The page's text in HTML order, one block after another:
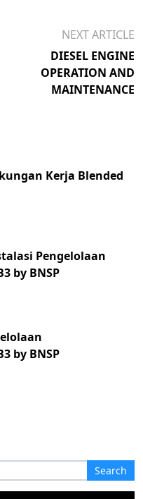
NEXT ARTICLE
DIESEL ENGINE
OPERATION AND
MAINTENANCE
Kerja Blended
Pengelolaan
by BNSP
by BNSP